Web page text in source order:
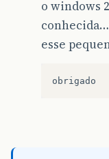
o windows
esse